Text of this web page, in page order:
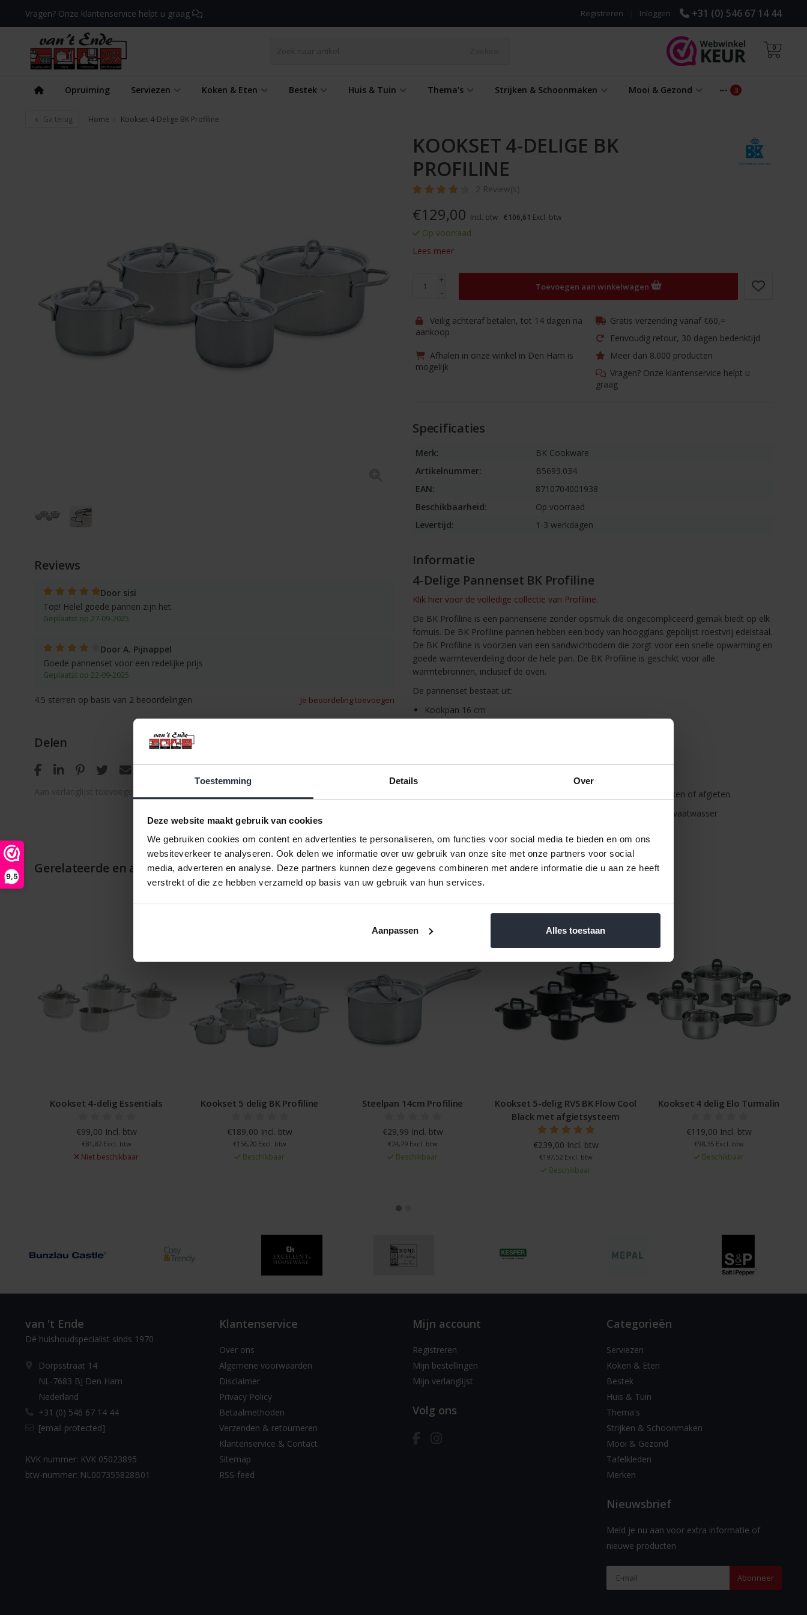
Toestemming Details Over
Deze website maakt gebruik van cookies
We gebruiken cookies om content en advertenties te personaliseren, om functies voor social media te bieden en om ons
websiteverkeer te analyseren. Ook delen we informatie over uw gebruik van onze site met onze partners voor social
media, adverteren en analyse. Deze partners kunnen deze gegevens combineren met andere informatie die u aan ze heeft
verstrekt of die ze hebben verzameld op basis van uw gebruik van hun services.
Aanpassen Alles toestaan
9,5
Vragen? Onze klantenservice helpt u graag +31 (0) 546 67 14 44
Inloggen
Registreren
0
Opruiming Serviezen Koken & Eten Bestek Huis & Tuin Thema's Strijken & Schoonmaken Mooi & Gezond
Ga terug Home Kookset 4-Delige BK Profiline
Reviews
Door sisi
Top! Helel goede pannen zijn het.
Geplaatst op 27-09-2025
Door A. Pijnappel
Goede pannenset voor een redelijke prijs
Geplaatst op 22-09-2025
Je beoordeling toevoegen
4.5 sterren op basis van 2 beoordelingen
Delen
KOOKSET 4-DELIGE BK
PROFILINE
2 Review(s)
€129,00 Incl. btw €106,61 Excl. btw
Op voorraad
Lees meer
+
-
Toevoegen aan winkelwagen
Veilig achteraf betalen, tot 14 dagen na
aankoop
Gratis verzending vanaf €60,=
Eenvoudig retour, 30 dagen bedenktijd
Afhalen in onze winkel in Den Ham is
mogelijk
Meer dan 8.000 producten
Vragen? Onze klantenservice helpt u
graag
Specificaties
Merk:
BK Cookware
Artikelnummer:
B5693.034
EAN:
8710704001938
Beschikbaarheid:
Op voorraad
Levertijd:
1-3 werkdagen
Informatie
4-Delige Pannenset BK Profiline
Klik hier voor de volledige collectie van Profiline.
De BK Profiline is een pannenserie zonder opsmuk die ongecompliceerd gemak biedt op elk
fornuis. De BK Profiline pannen hebben een body van hoogglans gepolijst roestvrij edelstaal.
De BK Profiline is voorzien van een sandwichbodem die zorgt voor een snelle opwarming en
goede warmteverdeling door de hele pan. De BK Profiline is geschikt voor alle
warmtebronnen, inclusief de oven.
De pannenset bestaat uit:
Kookpan 16 cm
Ruimtebesparend: de pannen zijn goed stapelbaar.
Schenkrand: de rand is omgekruld tot schenkrand voor veilig schenken of afgieten.
Deze pannenset is PFAS-vrij, ook kunt u 'm na gebruik gerust in de vaatwasser
Gerelateerde en alternatieve producten
Kookset 4-delig Essentials
€99,00 Incl. btw
€81,82 Excl. btw
Niet beschikbaar
Kookset 5 delig BK Profiline
€189,00 Incl. btw
€156,20 Excl. btw
Beschikbaar
Steelpan 14cm Profiline
€29,99 Incl. btw
€24,79 Excl. btw
Beschikbaar
Kookset 5-delig RVS BK Flow Cool
Black met afgietsysteem
€239,00 Incl. btw
€197,52 Excl. btw
Beschikbaar
Kookset 4 delig Elo Turmalin
€119,00 Incl. btw
€98,35 Excl. btw
Beschikbaar
van 't Ende
Dè huishoudspecialist sinds 1970
Dorpsstraat 14
NL-7683 BJ Den Ham
Nederland
+31 (0) 546 67 14 44
[email protected]
KVK nummer: KVK 05023895
btw-nummer: NL007355828B01
Klantenservice
Over ons
Algemene voorwaarden
Disclaimer
Privacy Policy
Betaalmethoden
Verzenden & retourneren
Klantenservice & Contact
Sitemap
RSS-feed
Mijn account
Registreren
Mijn bestellingen
Mijn verlanglijst
Volg ons
Categorieën
Serviezen
Koken & Eten
Bestek
Huis & Tuin
Thema's
Strijken & Schoonmaken
Mooi & Gezond
Tafelkleden
Merken
Nieuwsbrief
Meld je nu aan voor extra informatie of
nieuwe producten
Abonneer